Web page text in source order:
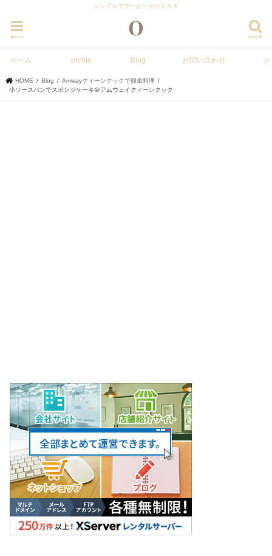
シングルマザーおーせのＤＮＡ
search
menu
ホーム profile Blog お問い合わせ
HOME Blog
Amwayクィーンクックで簡単料理
小ソースパンでスポンジケーキ＠アムウェイクィーンクック